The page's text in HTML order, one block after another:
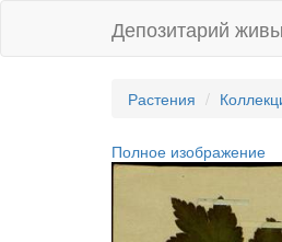
Депозитарий
Растения
Полное изображение